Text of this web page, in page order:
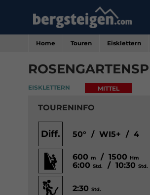
Home Touren Eisklettern
EISKLETTERN MITTEL
TOURENINFO
Diff. 50° / WI5+ / 4
600m / 1500 Hm
6:00Std. / 10:30Std.
2:30Std.